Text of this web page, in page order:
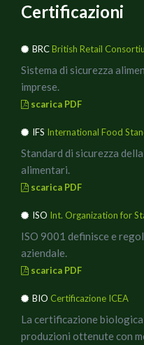
Certificazioni
BRCBritish Retail
Sistema di sicurezza
imprese.
scarica PDF
IFS International Food
Standard di sicurezza
alimentari.
scarica PDF
ISO Int. Organization for
ISO 9001 definisce e
aziendale.
scarica PDF
BIO Certificazione ICEA
La certificazione
produzioni ottenute con